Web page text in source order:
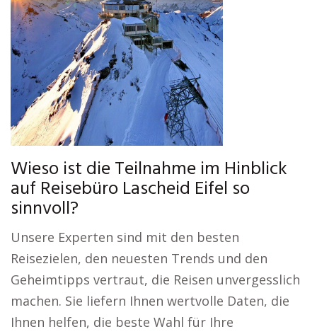
Wieso ist die Teilnahme im Hinblick
auf Reisebüro Lascheid Eifel so
sinnvoll?
Unsere Experten sind mit den besten
Reisezielen, den neuesten Trends und den
Geheimtipps vertraut, die Reisen unvergesslich
machen. Sie liefern Ihnen wertvolle Daten, die
Ihnen helfen, die beste Wahl für Ihre